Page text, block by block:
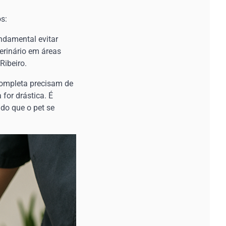
evitar
em áreas
precisam de
for drástica. É
que o pet se